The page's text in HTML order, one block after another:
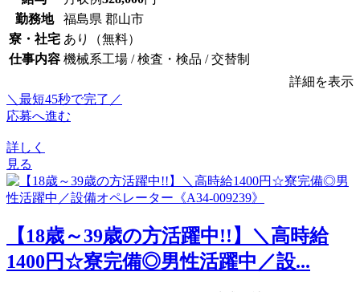
勤務地
福島県 郡山市
寮・社宅 あり（無料）
仕事内容 機械系工場 / 検査・検品 / 交替制
詳細を表示
＼最短45秒で完了／
応募へ進む
詳しく
見る
【18歳～39歳の方活躍中!!】＼高時給
1400円☆寮完備◎男性活躍中／設...